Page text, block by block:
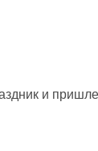
и